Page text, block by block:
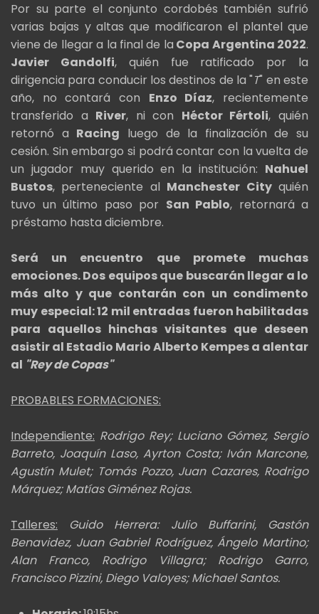
Por su parte el conjunto cordobés también sufrió
varias bajas y altas que modificaron el plantel que
viene de llegar a la final de la Copa Argentina 2022.
Javier Gandolfi, quién fue ratificado por la
dirigencia para conducir los destinos de la "T" en este
año, no contará con Enzo Díaz, recientemente
transferido a River, ni con Héctor Fértoli, quién
retornó a Racing luego de la finalización de su
cesión. Sin embargo si podrá contar con la vuelta de
un jugador muy querido en la institución: Nahuel
Bustos, perteneciente al Manchester Cityquién
tuvo un último paso por San Pablo, retornará a
préstamo hasta diciembre.
Será un encuentro que promete muchas
emociones. Dos equipos que buscarán llegar a lo
más alto y que contarán con un condimento
muy especial: 12 mil entradas fueron habilitadas
para aquellos hinchas visitantes que deseen
asistir al Estadio Mario Alberto Kempes a alentar
al "Rey de Copas"
PROBABLES FORMACIONES:
Independiente: Rodrigo Rey; Luciano Gómez, Sergio
Barreto, Joaquín Laso, Ayrton Costa; Iván Marcone,
Agustín Mulet; Tomás Pozzo, Juan Cazares, Rodrigo
Márquez; Matías Giménez Rojas.
Talleres:
Guido Herrera: Julio Buffarini, Gastón
Benavidez, Juan Gabriel Rodríguez, Ángelo Martino;
Alan Franco, Rodrigo Villagra; Rodrigo Garro,
Francisco Pizzini, Diego Valoyes; Michael Santos.